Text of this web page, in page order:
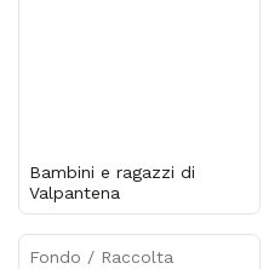
Bambini e ragazzi di
Valpantena
Fondo / Raccolta